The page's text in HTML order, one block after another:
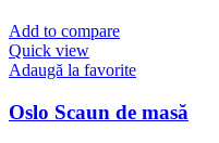
Add to compare
Quick view
Adaugă la favorite
Oslo Scaun de masă